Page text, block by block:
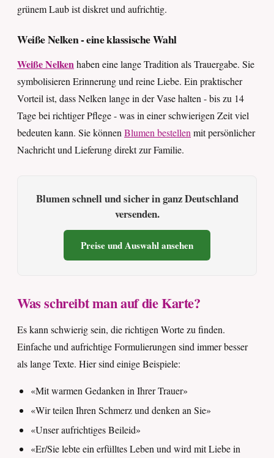
grünem Laub ist diskret und aufrichtig.
Weiße Nelken - eine klassische Wahl
Weiße Nelkenhaben eine lange Tradition als Trauergabe. Sie
symbolisieren Erinnerung und reine Liebe. Ein praktischer
Vorteil ist, dass Nelken lange in der Vase halten - bis zu 14
Tage bei richtiger Pflege - was in einer schwierigen Zeit viel
bedeuten kann. Sie können Blumen bestellen mit persönlicher
Nachricht und Lieferung direkt zur Familie.
Blumen schnell und sicher in ganz Deutschland
versenden.
Preise und Auswahl ansehen
Was schreibt man auf die Karte?
Es kann schwierig sein, die richtigen Worte zu finden.
Einfache und aufrichtige Formulierungen sind immer besser
als lange Texte. Hier sind einige Beispiele:
«Mit warmen Gedanken in Ihrer Trauer»
«Wir teilen Ihren Schmerz und denken an Sie»
«Unser aufrichtiges Beileid»
«Er/Sie lebte ein erfülltes Leben und wird mit Liebe in